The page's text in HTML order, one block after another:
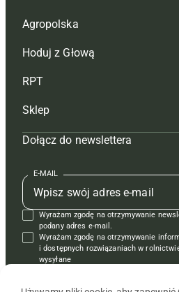
Agropolska
Redakcja
Reklama
Tagi
Mapa serwisu
Kontakt
Regulamin
Polityka prywatności
Hoduj z Głową
Hoduj z głową bydło
Hoduj z głową świnie
Prenumerata
Redakcja
Kontakt
Reklama
RPT
Redakcja
Prenumerata
Reklama
Kontakt
Krzyżówki
Sklep
Czasopisma i prenumerata
Książki
Regulamin
Dołącz do newslettera
E-MAIL
Wyrażam zgodę na otrzymywanie
podany adres e-mail.
Wyrażam zgodę na otrzymywanie
i dostępnych rozwiązaniach w
wysyłane